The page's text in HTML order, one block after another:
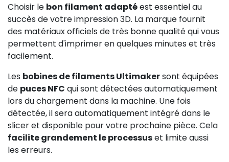
Choisir le bon filament adaptéest essentiel au
succès de votre impression 3D. La marque fournit
des matériaux officiels de très bonne qualité qui vous
permettent d'imprimer en quelques minutes et très
facilement.
Les bobines de filaments Ultimakersont équipées
de puces NFC qui sont détectées automatiquement
lors du chargement dans la machine. Une fois
détectée, il sera automatiquement intégré dans le
slicer et disponible pour votre prochaine pièce. Cela
facilite grandement le processuset limite aussi
les erreurs.